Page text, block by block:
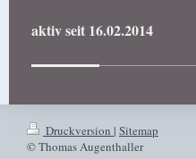
aktiv seit 16.02.2014
Druckversion | Sitemap
© Thomas Augenthaller